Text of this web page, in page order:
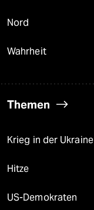
Nord
Wahrheit
Themen
Krieg in der Ukraine
Hitze
US-Demokraten